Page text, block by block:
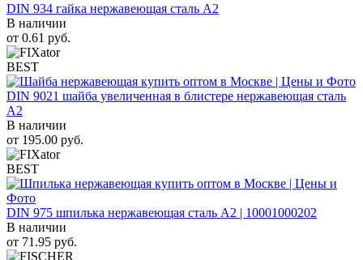
DIN 934 гайка нержавеющая сталь A2
В наличии
от 0.61 руб.
BEST
DIN 9021 шайба увеличенная в блистере нержавеющая сталь
A2
В наличии
от 195.00 руб.
BEST
DIN 975 шпилька нержавеющая сталь A2 | 10001000202
В наличии
от 71.95 руб.